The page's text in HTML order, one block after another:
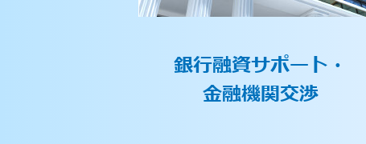
銀行融資サポート・
金融機関交渉